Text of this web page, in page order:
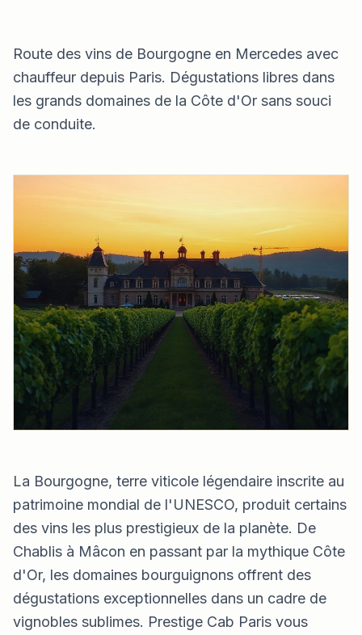
Route des vins de Bourgogne en Mercedes avec
chauffeur depuis Paris. Dégustations libres dans
les grands domaines de la Côte d'Or sans souci
de conduite.
La Bourgogne, terre viticole légendaire inscrite au
patrimoine mondial de l'UNESCO, produit certains
des vins les plus prestigieux de la planète. De
Chablis à Mâcon en passant par la mythique Côte
d'Or, les domaines bourguignons offrent des
dégustations exceptionnelles dans un cadre de
vignobles sublimes. Prestige Cab Paris vous